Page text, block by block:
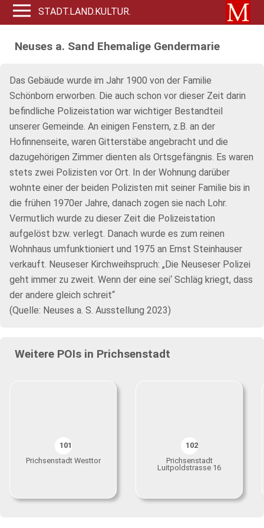
STADT.LAND.KULTUR.
Neuses a. Sand Ehemalige Gendermarie
Das Gebäude wurde im Jahr 1900 von der Familie
Schönborn erworben. Die auch schon vor dieser Zeit darin
befindliche Polizeistation war wichtiger Bestandteil
unserer Gemeinde. An einigen Fenstern, z.B. an der
Hofinnenseite, waren Gitterstäbe angebracht und die
dazugehörigen Zimmer dienten als Ortsgefängnis. Es waren
stets zwei Polizisten vor Ort. In der Wohnung darüber
wohnte einer der beiden Polizisten mit seiner Familie bis in
die frühen 1970er Jahre, danach zogen sie nach Lohr.
Vermutlich wurde zu dieser Zeit die Polizeistation
aufgelöst bzw. verlegt. Danach wurde es zum reinen
Wohnhaus umfunktioniert und 1975 an Ernst Steinhauser
verkauft. Neuseser Kirchweihspruch: „Die Neuseser Polizei
geht immer zu zweit. Wenn der eine sei‘ Schläg kriegt, dass
der andere gleich schreit“
(Quelle: Neuses a. S. Ausstellung 2023)
Weitere POIs in Prichsenstadt
101
Prichsenstadt Westtor
102
Prichsenstadt
Luitpoldstrasse 16